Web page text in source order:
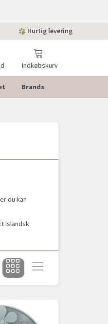
Hurtig levering
Indkøbskurv
Brands
du kan
islandsk